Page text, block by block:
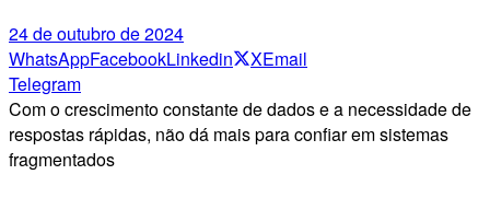
24 de outubro de 2024
WhatsAppFacebookLinkedin XEmail
Telegram
Com o crescimento constante de dados e a necessidade de
respostas rápidas, não dá mais para confiar em sistemas
fragmentados